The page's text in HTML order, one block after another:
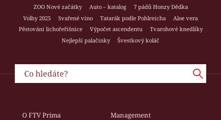
ZOO Nové začátky
Auto – katalog
7 pádů Honzy Dědka
Volby 2025
Svařené víno Tatarák podle Pohlreicha
Aloe vera
Pěstování lichořeřišnice
Výpočet ascendentu
Tvarohové knedlíky
Nejlepší palačinky
Švestkový koláč
O FTV Prima
Management